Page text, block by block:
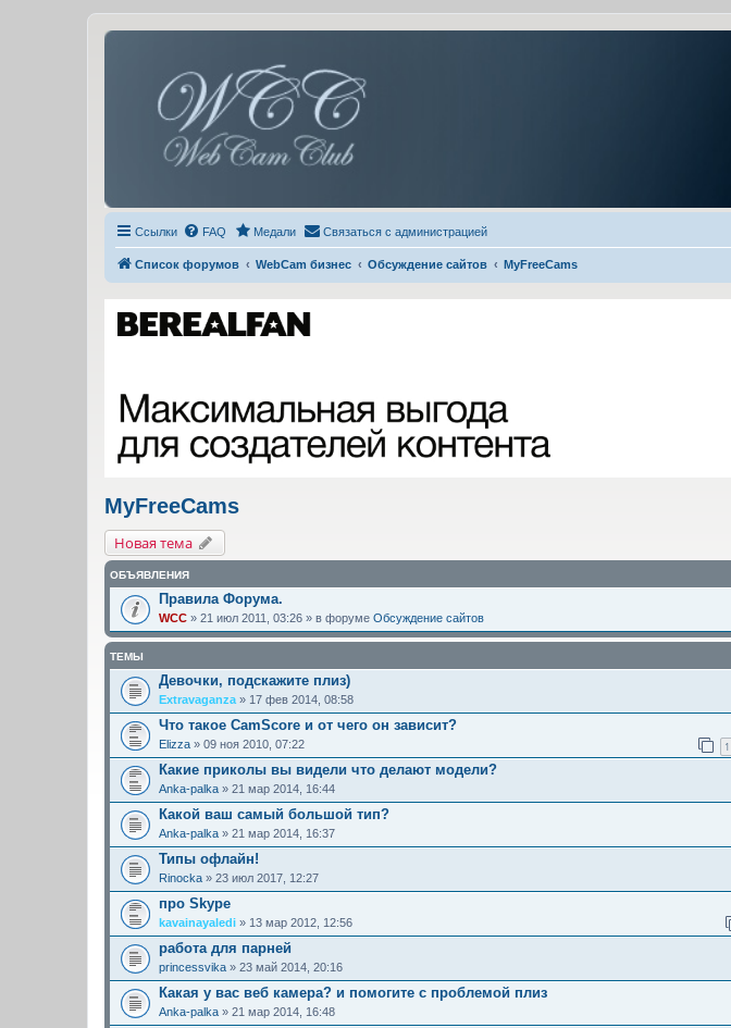
Ссылки FAQ Медали Связаться с администрацией
Список форумов WebCam бизнес Обсуждение сайтов MyFreeCams
MyFreeCams
Новая тема
ОБЪЯВЛЕНИЯ
Правила Форума.
WCC » 21 июл 2011, 03:26 » в форуме Обсуждение сайтов
ТЕМЫ
Девочки, подскажите плиз)
Extravaganza » 17 фев 2014, 08:58
Что такое CamScore и от чего он зависит?
Elizza » 09 ноя 2010, 07:22 1
Какие приколы вы видели что делают модели?
Anka-palka » 21 мар 2014, 16:44
Какой ваш самый большой тип?
Anka-palka » 21 мар 2014, 16:37
Типы офлайн!
Rinocka » 23 июл 2017, 12:27
про Skype
kavainayaledi » 13 мар 2012, 12:56
работа для парней
princessvika » 23 май 2014, 20:16
Какая у вас веб камера? и помогите с проблемой плиз
Anka-palka » 21 мар 2014, 16:48